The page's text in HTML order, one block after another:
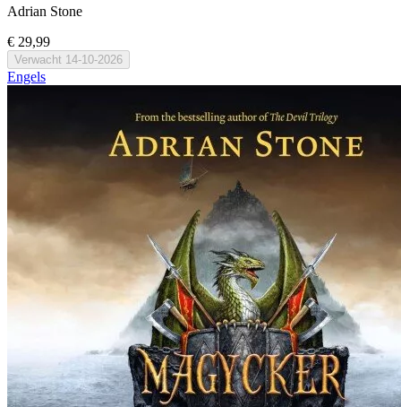
Adrian Stone
€ 29,99
Verwacht 14-10-2026
Engels